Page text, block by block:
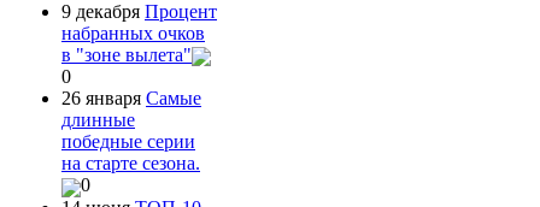
9 декабря Процент
набранных очков
в "зоне вылета"
0
26 января Самые
длинные
победные серии
на старте сезона.
0